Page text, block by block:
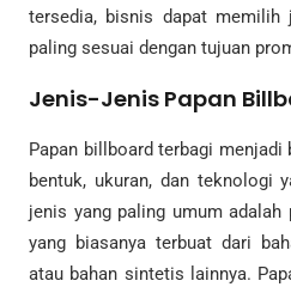
tersedia, bisnis dapat memilih
paling sesuai dengan tujuan
Jenis-Jenis Papan
Papan billboard terbagi menjadi
bentuk, ukuran, dan teknologi
jenis yang paling umum
yang biasanya terbuat dari
atau bahan sintetis lainnya.